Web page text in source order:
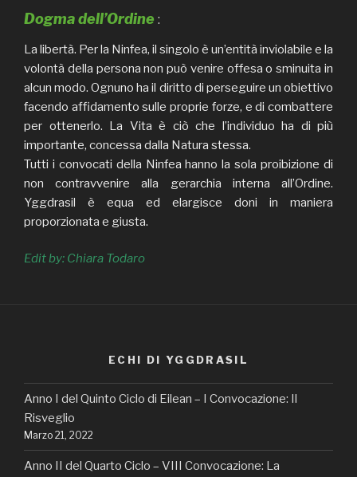
Dogma dell’Ordine:
La libertà. Per la Ninfea, il singolo è un’entità inviolabile e la
volontà della persona non può venire offesa o sminuita in
alcun modo. Ognuno ha il diritto di perseguire un obiettivo
facendo affidamento sulle proprie forze, e di combattere
per ottenerlo. La Vita è ciò che l’individuo ha di più
importante, concessa dalla Natura stessa.
Tutti i convocati della Ninfea hanno la sola proibizione di
non contravvenire alla gerarchia interna all’Ordine.
Yggdrasil è equa ed elargisce doni in maniera
proporzionata e giusta.
Edit by: Chiara Todaro
ECHI DI YGGDRASIL
Anno I del Quinto Ciclo di Eilean – I Convocazione: Il
Risveglio
Marzo 21, 2022
Anno II del Quarto Ciclo – VIII Convocazione: La